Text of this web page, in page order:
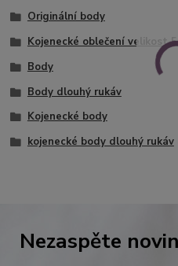
Originální body
Kojenecké oblečení velikost
Body
Body dlouhý rukáv
Kojenecké body
kojenecké body dlouhý rukáv
Nezaspěte